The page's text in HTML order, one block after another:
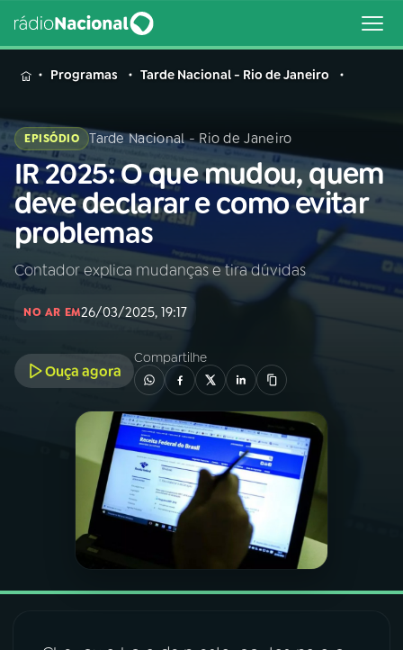
MENU
Buscar
na
Rádio
Nacional
Buscar
AO VIVO
02A RÁDIO
PROGRAMAÇÃO
PROGRAMAS
PODCASTS
Programas Tarde Nacional - Rio de Janeiro
EPISÓDIO Tarde Nacional - Rio de Janeiro
IR 2025: O que mudou, quem
deve declarar e como evitar
problemas
Contador explica mudanças e tira dúvidas
NO AR EM26/03/2025, 19:17
Ouça agora
Compartilhe